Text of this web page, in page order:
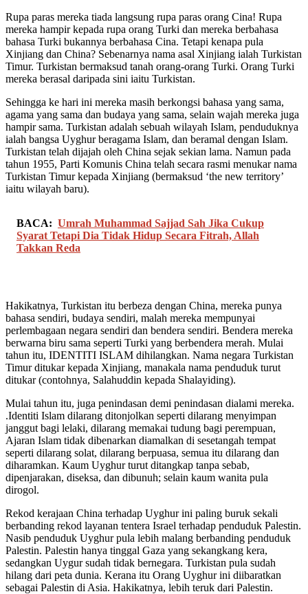
Rupa paras mereka tiada langsung rupa paras orang Cina! Rupa
mereka hampir kepada rupa orang Turki dan mereka berbahasa
bahasa Turki bukannya berbahasa Cina. Tetapi kenapa pula
Xinjiang dan China? Sebenarnya nama asal Xinjiang ialah Turkistan
Timur. Turkistan bermaksud tanah orang-orang Turki. Orang Turki
mereka berasal daripada sini iaitu Turkistan.
Sehingga ke hari ini mereka masih berkongsi bahasa yang sama,
agama yang sama dan budaya yang sama, selain wajah mereka juga
hampir sama. Turkistan adalah sebuah wilayah Islam, penduduknya
ialah bangsa Uyghur beragama Islam, dan beramal dengan Islam.
Turkistan telah dijajah oleh China sejak sekian lama. Namun pada
tahun 1955, Parti Komunis China telah secara rasmi menukar nama
Turkistan Timur kepada Xinjiang (bermaksud ‘the new territory’
iaitu wilayah baru).
BACA: Umrah Muhammad Sajjad Sah Jika Cukup
Syarat Tetapi Dia Tidak Hidup Secara Fitrah, Allah
Takkan Reda
Hakikatnya, Turkistan itu berbeza dengan China, mereka punya
bahasa sendiri, budaya sendiri, malah mereka mempunyai
perlembagaan negara sendiri dan bendera sendiri. Bendera mereka
berwarna biru sama seperti Turki yang berbendera merah. Mulai
tahun itu, IDENTITI ISLAM dihilangkan. Nama negara Turkistan
Timur ditukar kepada Xinjiang, manakala nama penduduk turut
ditukar (contohnya, Salahuddin kepada Shalayiding).
Mulai tahun itu, juga penindasan demi penindasan dialami mereka.
.Identiti Islam dilarang ditonjolkan seperti dilarang menyimpan
janggut bagi lelaki, dilarang memakai tudung bagi perempuan,
Ajaran Islam tidak dibenarkan diamalkan di sesetangah tempat
seperti dilarang solat, dilarang berpuasa, semua itu dilarang dan
diharamkan. Kaum Uyghur turut ditangkap tanpa sebab,
dipenjarakan, diseksa, dan dibunuh; selain kaum wanita pula
dirogol.
Rekod kerajaan China terhadap Uyghur ini paling buruk sekali
berbanding rekod layanan tentera Israel terhadap penduduk Palestin.
Nasib penduduk Uyghur pula lebih malang berbanding penduduk
Palestin. Palestin hanya tinggal Gaza yang sekangkang kera,
sedangkan Uygur sudah tidak bernegara. Turkistan pula sudah
hilang dari peta dunia. Kerana itu Orang Uyghur ini diibaratkan
sebagai Palestin di Asia. Hakikatnya, lebih teruk dari Palestin.